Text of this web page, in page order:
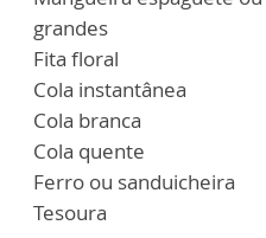
grandes
Fita floral
Cola instantânea
Cola branca
Cola quente
Ferro ou sanduicheira
Tesoura